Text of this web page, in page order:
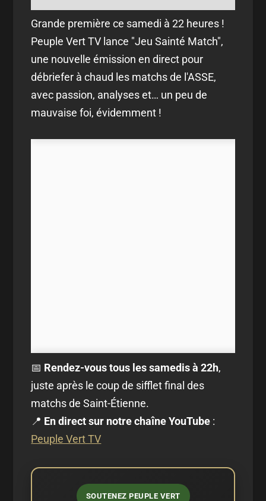
Grande première ce samedi à 22 heures !
Peuple Vert TV lance "Jeu Sainté Match",
une nouvelle émission en direct pour
débriefer à chaud les matchs de l'ASSE,
avec passion, analyses et… un peu de
mauvaise foi, évidemment !
📅 Rendez-vous tous les samedis à 22h,
juste après le coup de sifflet final des
matchs de Saint-Étienne.
📍 En direct sur notre chaîne YouTube :
Peuple Vert TV
SOUTENEZ PEUPLE VERT